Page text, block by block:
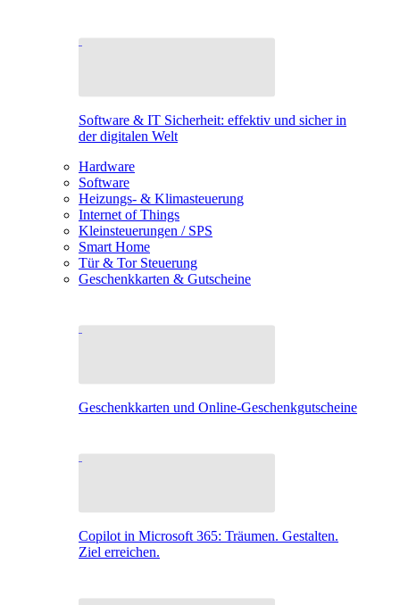
Software & IT Sicherheit: effektiv und sicher in
der digitalen Welt
Hardware
Software
Heizungs- & Klimasteuerung
Internet of Things
Kleinsteuerungen / SPS
Smart Home
Tür & Tor Steuerung
Geschenkkarten & Gutscheine
Geschenkkarten und Online-Geschenkgutscheine
Copilot in Microsoft 365: Träumen. Gestalten.
Ziel erreichen.